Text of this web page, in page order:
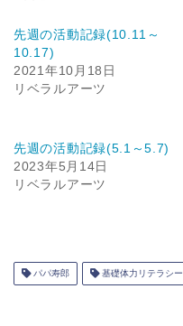
先週の活動記録(10.11～
10.17)
2021年10月18日
リベラルアーツ
先週の活動記録(5.1～5.7)
2023年5月14日
リベラルアーツ
パパ寿郎 基礎体力リテラシー